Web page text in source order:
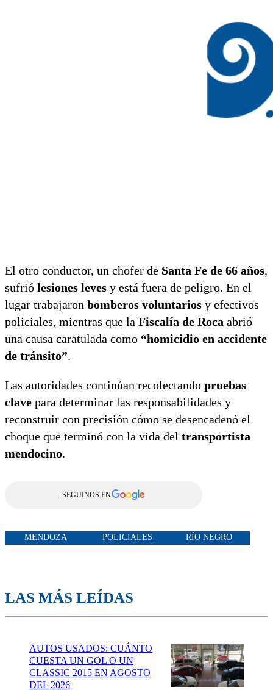
El otro conductor, un chofer de Santa Fe de 66 años,
sufrió lesiones leves y está fuera de peligro. En el
lugar trabajaron bomberos voluntarios y efectivos
policiales, mientras que la Fiscalía de Roca abrió
una causa caratulada como “homicidio en accidente
de tránsito”.
Las autoridades continúan recolectando pruebas
clave para determinar las responsabilidades y
reconstruir con precisión cómo se desencadenó el
choque que terminó con la vida del transportista
mendocino.
SEGUINOS EN
MENDOZA POLICIALES RÍO NEGRO
LAS MÁS LEÍDAS
AUTOS USADOS: CUÁNTO
CUESTA UN GOL O UN
CLASSIC 2015 EN AGOSTO
DEL 2026